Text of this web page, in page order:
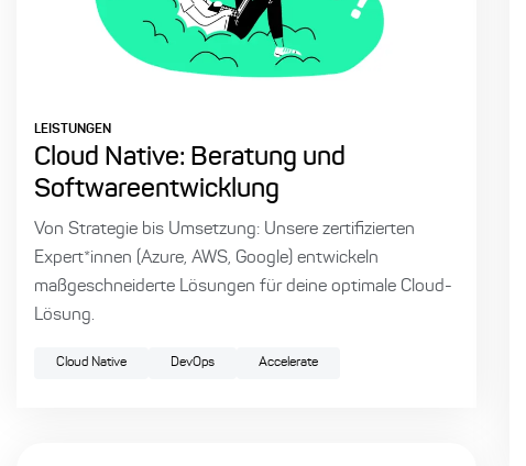
LEISTUNGEN
Cloud Native: Beratung und
Softwareentwicklung
Von Strategie bis Umsetzung: Unsere zertifizierten
Expert*innen (Azure, AWS, Google) entwickeln
maßgeschneiderte Lösungen für deine optimale Cloud-
Lösung.
Cloud Native DevOps Accelerate